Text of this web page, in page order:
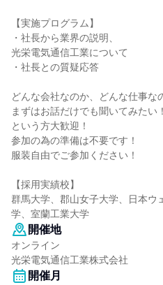
【実施プログラム】
・社長から業界の説明、
光栄電気通信工業について
・社長との質疑応答
どんな会社なのか、どんな仕事な
まずはお話だけでも聞いてみたい！
という方大歓迎！
参加の為の準備は不要です！
服装自由でご参加ください！
【採用実績校】
群馬大学、郡山女子大学、日本ウ
学、室蘭工業大学
開催地
オンライン
光栄電気通信工業株式会社
開催月